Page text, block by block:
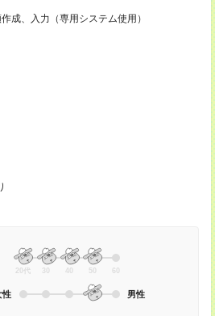
成、入力（専用システム使用）
20代 30 40 50 60
性 男性